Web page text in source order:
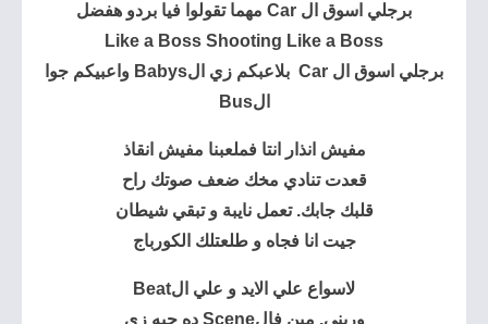
برجلي اسوق ال Car مهما تقولوا فيا بردو هفضل
Like a Boss Shooting Like a Boss
برجلي اسوق ال Car بلاعبكم زي الBabys واعبيكم جوا
الBus
مفيش انذار انتا فملعبنا مفيش انقاذ
قعدت تنادي مخك ضعف صوتك راح
قلبك جابك. تعمل نايبة و تبقي شيطان
جيت انا فجاه و طلعتلك الكورباج
لاسواع علي الايد و علي الBeat
وريني. مين فالScene ده جيه زي